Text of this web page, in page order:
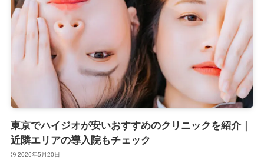
東京でハイジオが安いおすすめのクリニックを紹介｜
近隣エリアの導入院もチェック
2026年5月20日